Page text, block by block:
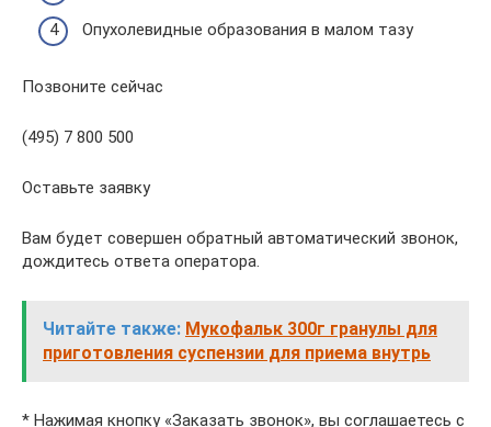
Опухолевидные образования в малом тазу
Позвоните сейчас
(495) 7 800 500
Оставьте заявку
Вам будет совершен обратный автоматический звонок,
дождитесь ответа оператора.
Читайте также: Мукофальк 300г гранулы для
приготовления суспензии для приема внутрь
* Нажимая кнопку «Заказать звонок», вы соглашаетесь с